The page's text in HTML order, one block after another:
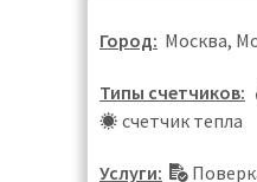
Город: Москва,
Типы счетчиков:
счетчик тепла
Услуги: